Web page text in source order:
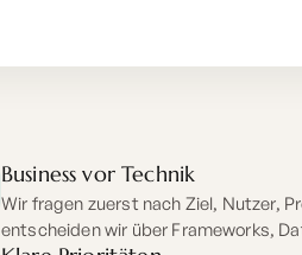
Business vor Technik
Wir fragen zuerst nach Ziel, Nutzer,
entscheiden wir über Frameworks,